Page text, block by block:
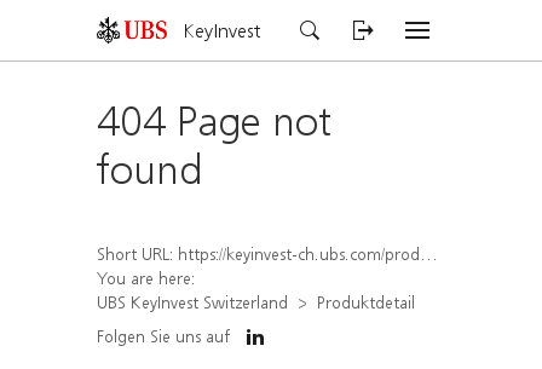
KeyInvest
404 Page not
found
Short URL: https://keyinvest-ch.ubs.com/produkt/detail/index/isin/CH1578840360
You are here:
UBS KeyInvest Switzerland
Produktdetail
Folgen Sie uns auf